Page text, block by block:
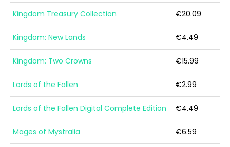
Kingdom Treasury Collection €20.09
Kingdom: New Lands €4.49
Kingdom: Two Crowns €15.99
Lords of the Fallen €2.99
Lords of the Fallen Digital Complete Edition €4.49
Mages of Mystralia €6.59